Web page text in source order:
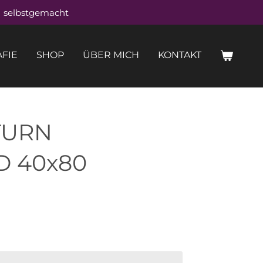
selbstgemacht
SHOP ÜBER MICH KONTAKT
40x80